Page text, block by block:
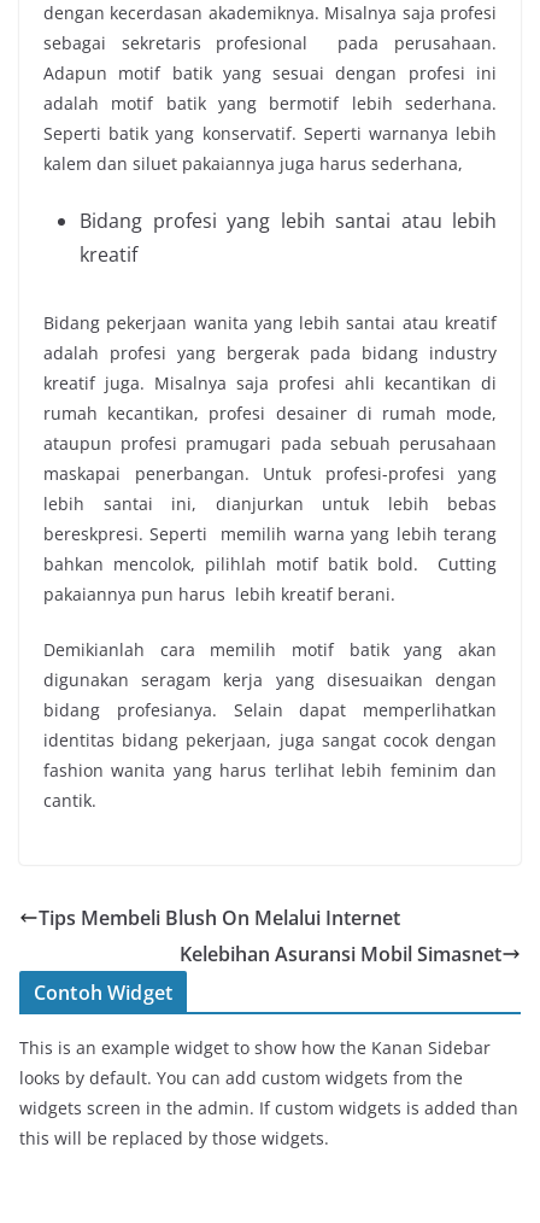
dengan kecerdasan akademiknya. Misalnya saja profesi
sebagai sekretaris profesional pada perusahaan.
Adapun motif batik yang sesuai dengan profesi ini
adalah motif batik yang bermotif lebih sederhana.
Seperti batik yang konservatif. Seperti warnanya lebih
kalem dan siluet pakaiannya juga harus sederhana,
Bidang profesi yang lebih santai atau lebih
kreatif
Bidang pekerjaan wanita yang lebih santai atau kreatif
adalah profesi yang bergerak pada bidang industry
kreatif juga. Misalnya saja profesi ahli kecantikan di
rumah kecantikan, profesi desainer di rumah mode,
ataupun profesi pramugari pada sebuah perusahaan
maskapai penerbangan. Untuk profesi-profesi yang
lebih santai ini, dianjurkan untuk lebih bebas
bereskpresi. Seperti memilih warna yang lebih terang
bahkan mencolok, pilihlah motif batik bold. Cutting
pakaiannya pun harus lebih kreatif berani.
Demikianlah cara memilih motif batik yang akan
digunakan seragam kerja yang disesuaikan dengan
bidang profesianya. Selain dapat memperlihatkan
identitas bidang pekerjaan, juga sangat cocok dengan
fashion wanita yang harus terlihat lebih feminim dan
cantik.
Tips Membeli Blush On Melalui Internet
Kelebihan Asuransi Mobil Simasnet
Contoh Widget
This is an example widget to show how the Kanan Sidebar
looks by default. You can add custom widgets from the
widgets screen in the admin. If custom widgets is added than
this will be replaced by those widgets.